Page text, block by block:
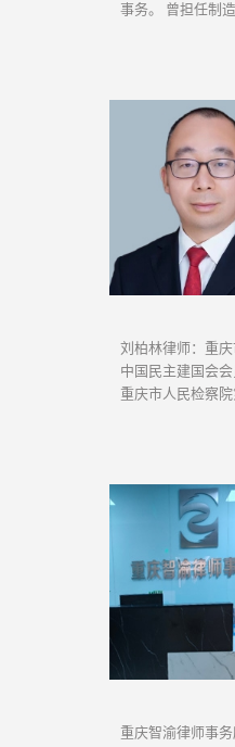
事务。 曾担任制
刘柏林律师：重
中国民主建国会
重庆市人民检察
重庆智渝律师事